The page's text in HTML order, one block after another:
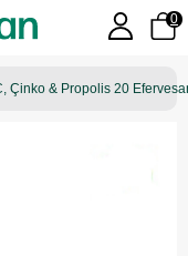
0
Çinko & Propolis 20